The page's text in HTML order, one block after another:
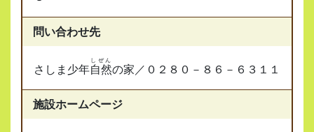
問い合わせ先
さしま少年自然
しぜん
の家／０２８０－８６－６３１１
施設ホームページ